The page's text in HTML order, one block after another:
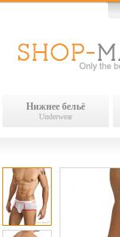
Нижнее бельё
Underwear